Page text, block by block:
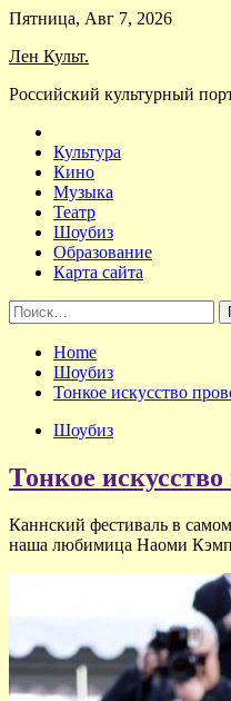
Skip
content
Пятница, Авг 7, 2026
Лен Культ.
Российский культурный
Культура
Кино
Музыка
Театр
Шоубиз
Образование
Карта сайта
Найти:
Home
Шоубиз
Тонкое искусство
Шоубиз
Тонкое
Каннский фестиваль в
наша любимица Наоми